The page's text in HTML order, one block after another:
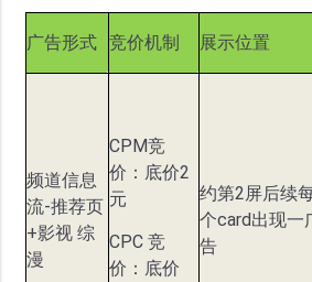
广告形式 竞价机制 展示位置
频道信息
流-推荐页
+影视 综
漫
CPM竞
价：底价2
元
CPC 竞
价：底价
约第2屏后续
个card出现一
告